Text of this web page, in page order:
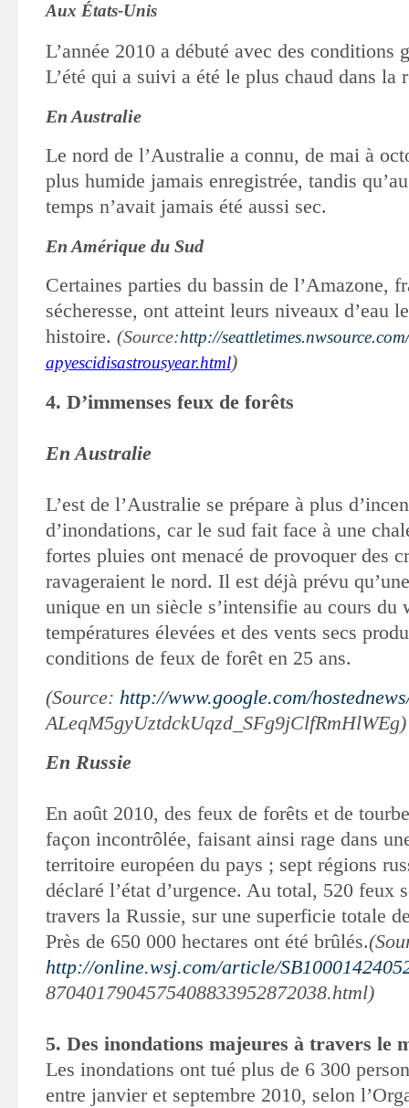
Aux États-Unis
L’année 2010 a débuté avec des conditions
L’été qui a suivi a été le plus chaud dans la
En Australie
Le nord de l’Australie a connu, de mai à
plus humide jamais enregistrée, tandis
temps n’avait jamais été aussi sec.
En Amérique du Sud
Certaines parties du bassin de l’Amazone,
sécheresse, ont atteint leurs niveaux d’eau
histoire. (Source:http://
apyescidisastrousyear.html)
4. D’immenses feux de forêts
En Australie
L’est de l’Australie se prépare à plus
d’inondations, car le sud fait face à une
fortes pluies ont menacé de provoquer des
ravageraient le nord. Il est déjà prévu
unique en un siècle s’intensifie au cours du
températures élevées et des vents secs
conditions de feux de forêt en 25 ans.
(Source: http://www.google.com/
En Russie
En août 2010, des feux de forêts et de
façon incontrôlée, faisant ainsi rage dans
territoire européen du pays ; sept régions
déclaré l’état d’urgence. Au total, 520 feux
travers la Russie, sur une superficie totale
Près de 650 000 hectares ont été brûlés.
http://online.wsj.com/article/
8704017904575408833952872038.html)
5. Des inondations majeures à travers le
Les inondations ont tué plus de 6 300
entre janvier et septembre 2010, selon